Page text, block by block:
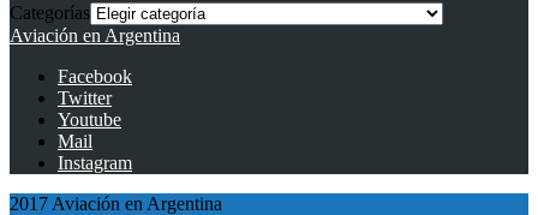
Categorías
Aviación en Argentina
Facebook
Twitter
Youtube
Mail
Instagram
2017 Aviación en Argentina